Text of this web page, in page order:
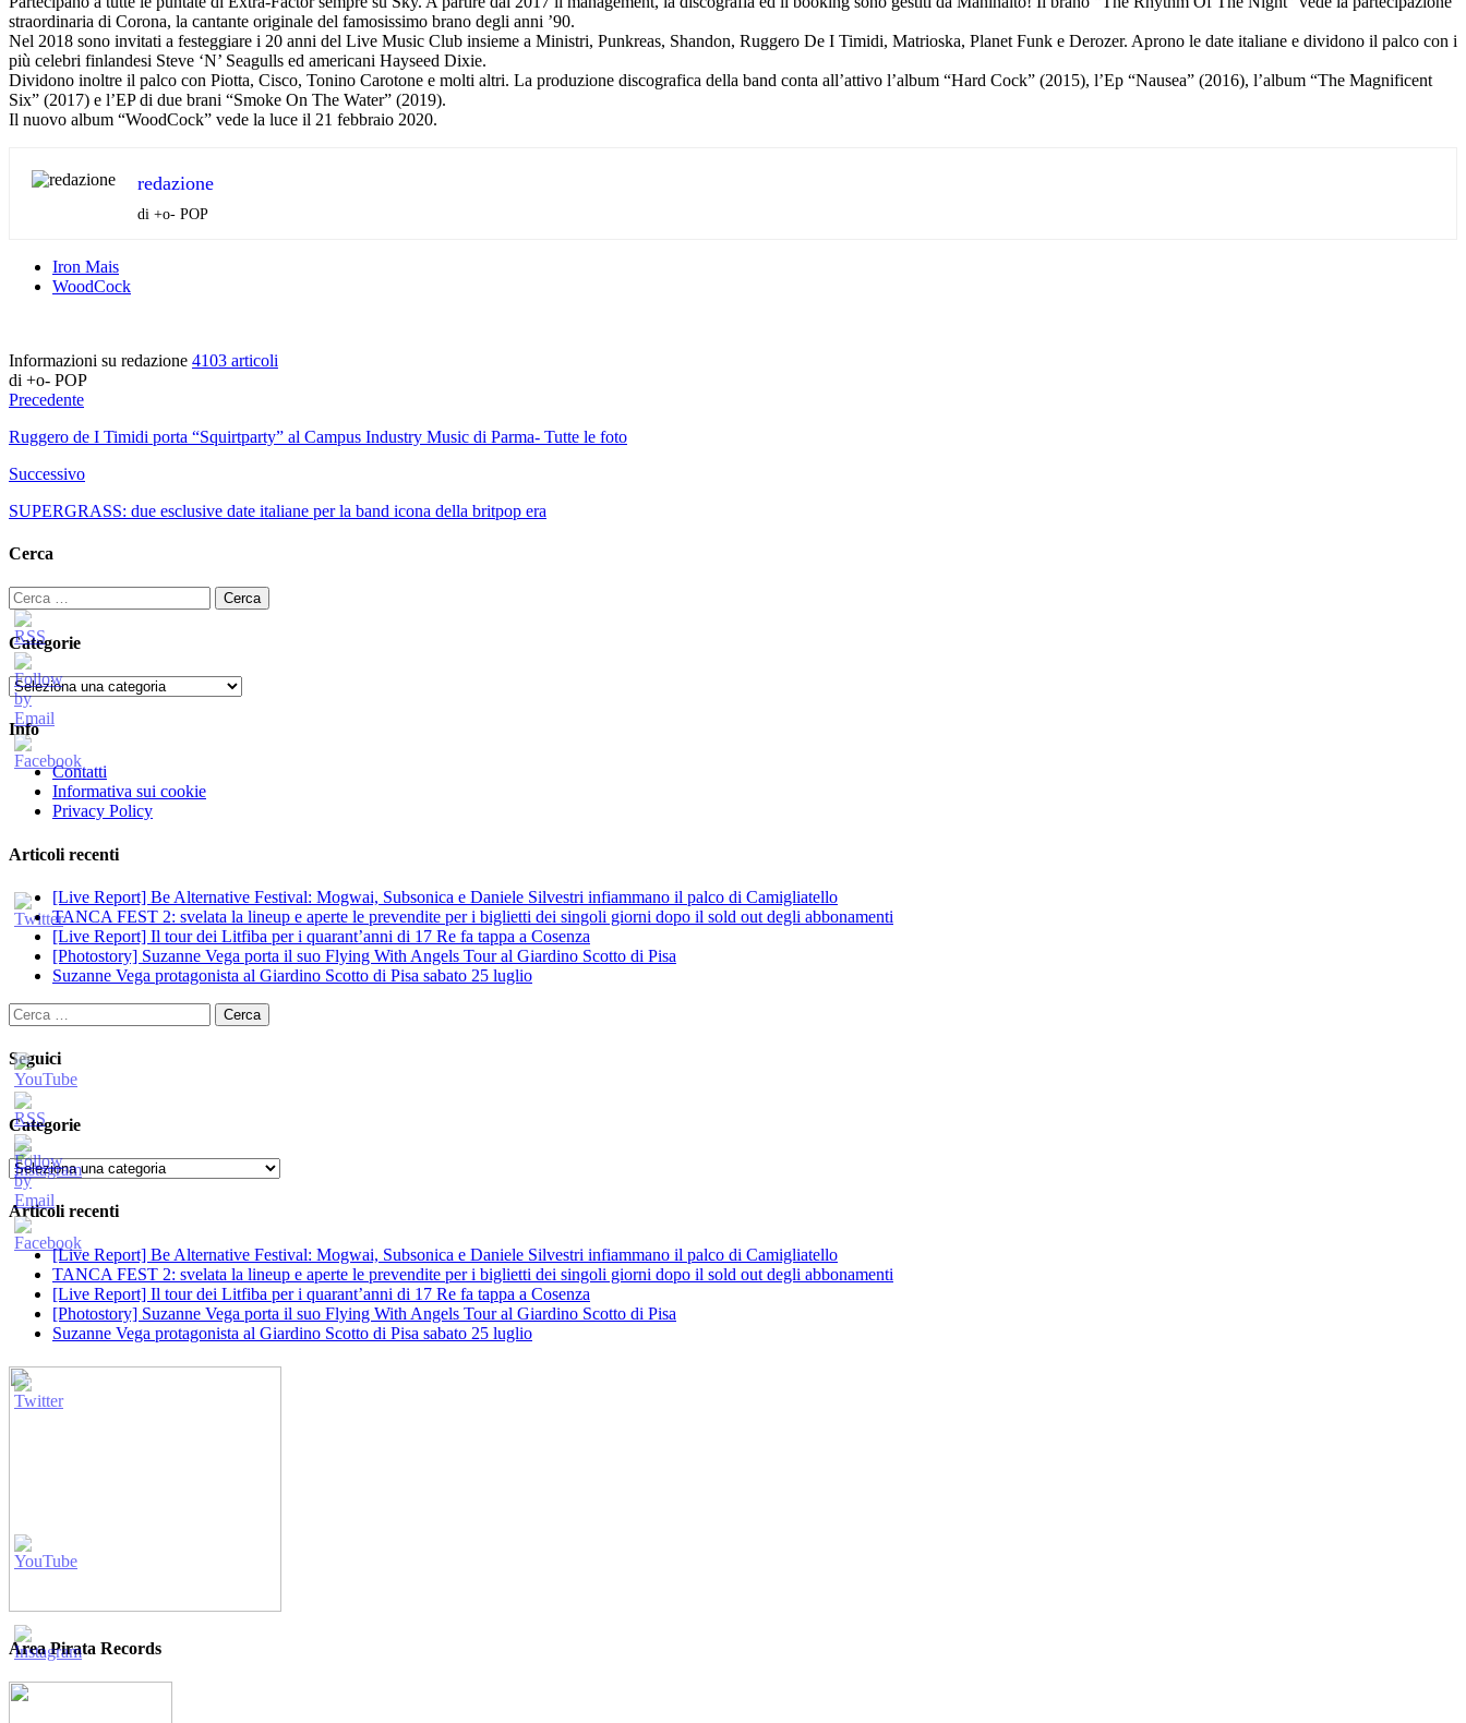
straordinaria di Corona, la cantante originale del famosissimo brano degli anni ’90.
Nel 2018 sono invitati a festeggiare i 20 anni del Live Music Club insieme a Ministri, Punkreas, Shandon, Ruggero De I Timidi, Matrioska, Planet Funk e Derozer. Aprono le date italiane e dividono il palco con i
più celebri finlandesi Steve ‘N’ Seagulls ed americani Hayseed Dixie.
Dividono inoltre il palco con Piotta, Cisco, Tonino Carotone e molti altri. La produzione discografica della band conta all’attivo l’album “Hard Cock” (2015), l’Ep “Nausea” (2016), l’album “The Magnificent
Six” (2017) e l’EP di due brani “Smoke On The Water” (2019).
Il nuovo album “WoodCock” vede la luce il 21 febbraio 2020.
redazione
di +o- POP
Iron Mais
WoodCock
Informazioni su redazione 4103 articoli
di +o- POP
Precedente
Ruggero de I Timidi porta “Squirtparty” al Campus Industry Music di Parma- Tutte le foto
Successivo
SUPERGRASS: due esclusive date italiane per la band icona della britpop era
Cerca
Ricerca
per:
Categorie
Categorie
Info
Contatti
Informativa sui cookie
Privacy Policy
Articoli recenti
[Live Report] Be Alternative Festival: Mogwai, Subsonica e Daniele Silvestri infiammano il palco di Camigliatello
TANCA FEST 2: svelata la lineup e aperte le prevendite per i biglietti dei singoli giorni dopo il sold out degli abbonamenti
[Live Report] Il tour dei Litfiba per i quarant’anni di 17 Re fa tappa a Cosenza
[Photostory] Suzanne Vega porta il suo Flying With Angels Tour al Giardino Scotto di Pisa
Suzanne Vega protagonista al Giardino Scotto di Pisa sabato 25 luglio
Ricerca
per:
Seguici
Categorie
Categorie
Articoli recenti
[Live Report] Be Alternative Festival: Mogwai, Subsonica e Daniele Silvestri infiammano il palco di Camigliatello
TANCA FEST 2: svelata la lineup e aperte le prevendite per i biglietti dei singoli giorni dopo il sold out degli abbonamenti
[Live Report] Il tour dei Litfiba per i quarant’anni di 17 Re fa tappa a Cosenza
[Photostory] Suzanne Vega porta il suo Flying With Angels Tour al Giardino Scotto di Pisa
Suzanne Vega protagonista al Giardino Scotto di Pisa sabato 25 luglio
Area Pirata Records